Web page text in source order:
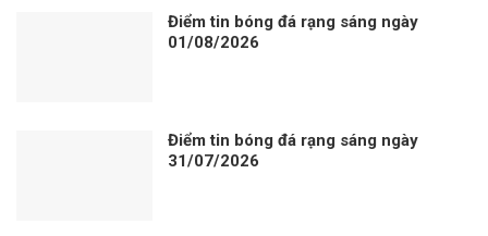
Điểm tin bóng đá rạng sáng ngày
01/08/2026
Điểm tin bóng đá rạng sáng ngày
31/07/2026